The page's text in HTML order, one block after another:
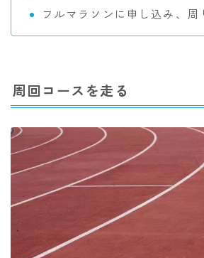
フルマラソンに申し込み、周
周回コースを走る